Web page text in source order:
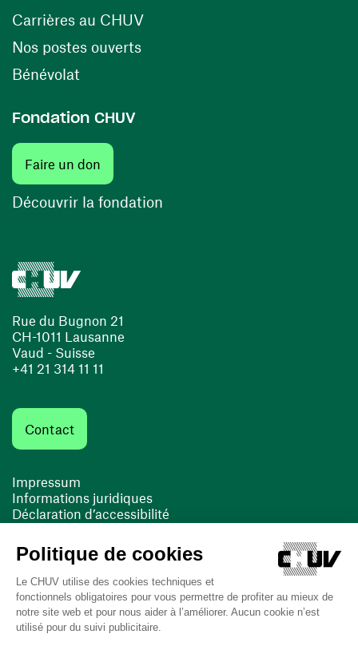
Rue du Bugnon 21
CH-1011 Lausanne
Vaud - Suisse
+41 21 314 11 11
Contact
Impressum
Informations juridiques
Déclaration d’accessibilité
Cookies
(ouvre une nouvelle fenêtre)
Carrières au CHUV(ouvre une nouvelle fenêtre)
Nos postes ouverts(ouvre une nouvelle fenêtre)
Bénévolat
Fondation CHUV
Faire un don
Découvrir la fondation